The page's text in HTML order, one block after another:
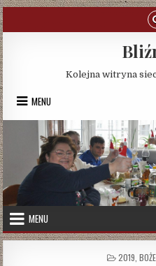
Skip
to
content
Kolejna witryna
MENU
MENU
POSTED
2019